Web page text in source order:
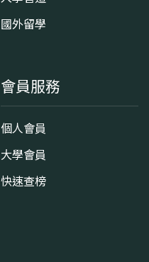
國外留學
會員服務
個人會員
大學會員
快速查榜